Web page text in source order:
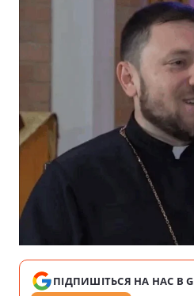
ПІДПИШІТЬСЯ НА НАС В